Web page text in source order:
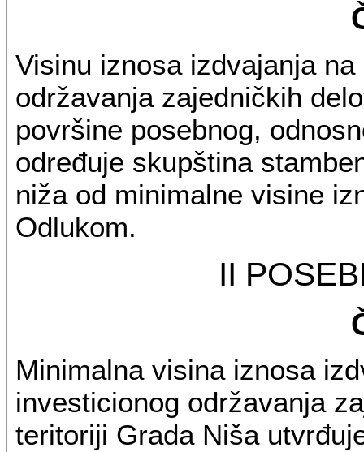
Visinu iznosa izdvajanja
održavanja zajedničkih
površine posebnog,
određuje skupština
niža od minimalne visine
Odlukom.
II
Minimalna visina iznosa
investicionog održavanja
teritoriji Grada Niša